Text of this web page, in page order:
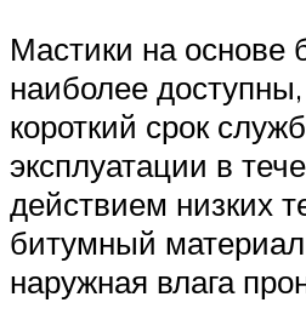
Мастики на основе
наиболее
короткий срок
эксплуатации в
действием низких
битумный
наружная влага